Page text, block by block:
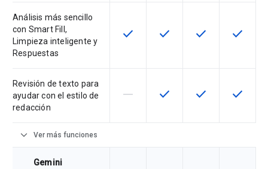
Análisis más sencillo
con Smart Fill,
Limpieza inteligente y
Respuestas
Esta función está disponible en
check Esta función está
check Esta función
check Esta
check
Revisión de texto para
ayudar con el estilo de
redacción
Esta función no está disponible en
horizontal_rule Esta función está
check Esta función
check Esta
check
expand_more Ver más funciones
Gemini